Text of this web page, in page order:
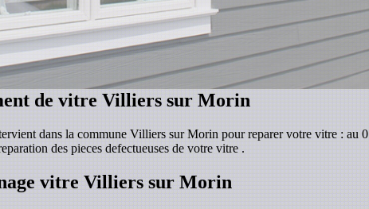
de vitre Villiers sur Morin
dans la commune Villiers sur Morin pour reparer votre vitre : au
des pieces defectueuses de votre vitre .
vitre Villiers sur Morin